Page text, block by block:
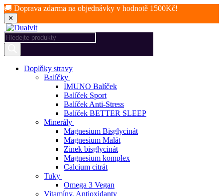
🚚 Doprava zdarma na objednávky v hodnotě 1500Kč!
✕
Products
search
Doplňky stravy
Balíčky
IMUNO Balíček
Balíček Sport
Balíček Anti-Stress
Balíček BETTER SLEEP
Minerály
Magnesium Bisglycinát
Magnesium Malát
Zinek bisglycinát
Magnesium komplex
Calcium citrát
Tuky
Omega 3 Vegan
Vitamíny, Antioxidanty